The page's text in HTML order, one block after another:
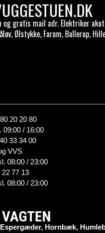
og gratis mail adr. Elektriker
Ølstykke, Farum, Ballerup,
20 20 80
09:00 / 16:00
33 34 00
VVS
08:00 / 23:00
77 13
08:00 / 23:00
Hornbæk,